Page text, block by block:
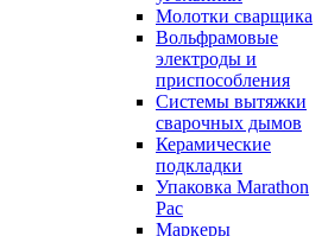
Молотки сварщика
Вольфрамовые
электроды и
приспособления
Системы вытяжки
сварочных дымов
Керамические
подкладки
Упаковка Marathon
Pac
Маркеры